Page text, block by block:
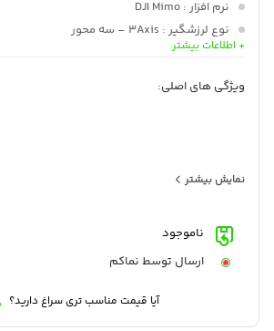
نرم افزار : DJI Mimo
نوع لرزشگیر : 3Axis – سه محور
امکانات فیلمبرداری
نکته ویژه
+ اطلاعات بیشتر
ویژگی های اصلی:
نمایش بیشتر
ناموجود
ارسال توسط نماکم
آیا قیمت مناسب تری سراغ دارید؟